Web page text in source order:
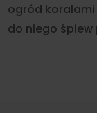
ogród
do niego